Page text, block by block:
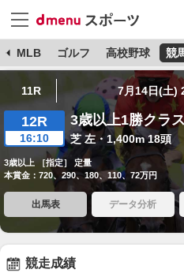
MLB ゴルフ 高校野球 競
11R 7月14日(土)
12R
16:10
3歳以上1勝クラ
芝 左・1,400m 18頭
3歳以上 ［指定］ 定量
本賞金：720、290、180、110、72万円
出馬表 データ分析
競走成績